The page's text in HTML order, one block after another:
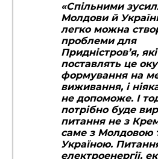
«Спільними
Молдови й
легко можна
проблеми для
Придністров’я, які
поставлять це
формування на
виживання, і
не допоможе. І
потрібно буде
питання не з
саме з Молдовою
Україною.
електроенергії,